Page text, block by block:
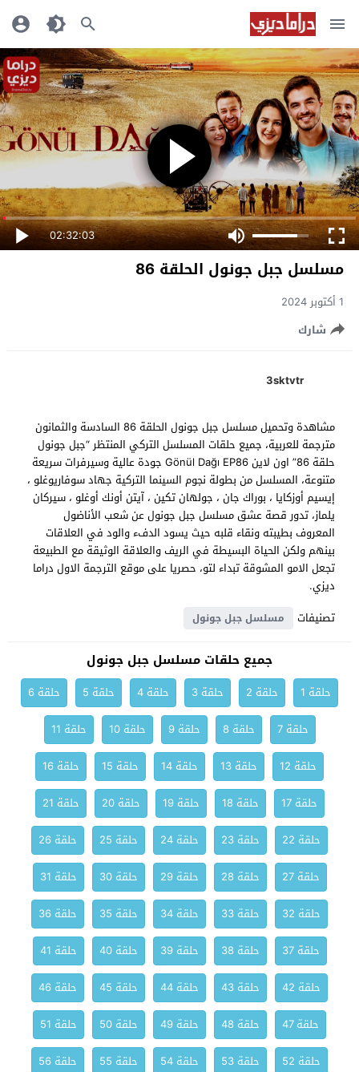
02:32:03
مسلسل جبل جونول الحلقة 86
1 أكتوبر 2024
شارك
3sktvtr
مشاهدة وتحميل مسلسل جبل جونول الحلقة 86 السادسة والثمانون
مترجمة للعربية، جميع حلقات المسلسل التركي المنتظر “جبل جونول
حلقة 86” اون لاين Gönül Dağı EP86 جودة عالية وسيرفرات سريعة
متنوعة، المسلسل من بطولة نجوم السينما التركية جهاد سوفاريوغلو ،
إيسيم أوزكايا ، بوراك جان ، جولهان تكين ، آيتن أونك أوغلو ، سيركان
يلماز، تدور قصة عشق مسلسل جبل جونول عن شعب الأناضول
المعروف بطيبته ونقاء قلبه حيث يسود الدفء والود في العلاقات
بينهم ولكن الحياة البسيطة في الريف والعلاقة الوثيقة مع الطبيعة
تجعل الامو المشوقة تبداء لتو، حصريا على موقع الترجمة الاول دراما
ديزي.
تصنيفات
مسلسل جبل جونول
جميع حلقات مسلسل جبل جونول
حلقة 1 حلقة 2 حلقة 3 حلقة 4 حلقة 5
حلقة 6
حلقة 7
حلقة 8 حلقة 9 حلقة 10
حلقة 11
حلقة 12
حلقة 13 حلقة 14 حلقة 15
حلقة 16
حلقة 17
حلقة 18 حلقة 19 حلقة 20
حلقة 21
حلقة 22
حلقة 23 حلقة 24 حلقة 25
حلقة 26
حلقة 27
حلقة 28 حلقة 29 حلقة 30
حلقة 31
حلقة 32
حلقة 33 حلقة 34 حلقة 35
حلقة 36
حلقة 37
حلقة 38 حلقة 39 حلقة 40
حلقة 41
حلقة 42
حلقة 43 حلقة 44 حلقة 45
حلقة 46
حلقة 47
حلقة 48 حلقة 49 حلقة 50
حلقة 51
حلقة 52
حلقة 53 حلقة 54 حلقة 55
حلقة 56